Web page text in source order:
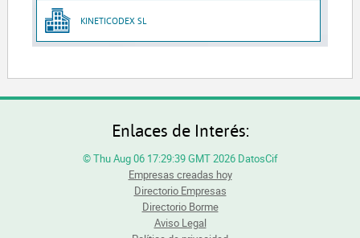
KINETICODEX SL
Enlaces de Interés:
© Thu Aug 06 17:29:39 GMT 2026 DatosCif
Empresas creadas hoy
Directorio Empresas
Directorio Borme
Aviso Legal